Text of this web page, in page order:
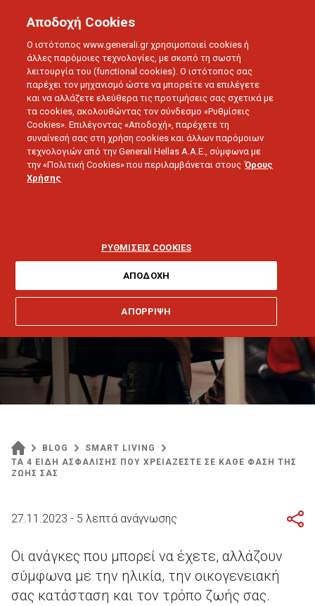
SMART LIVING
φάση της ζωής σας
BLOG
SMART LIVING
ΤΑ 4 ΕΙΔΗ ΑΣΦΑΛΙΣΗΣ ΠΟΥ ΧΡΕΙΑΖΕΣΤΕ ΣΕ ΚΑΘΕ ΦΑΣΗ ΤΗΣ
ΖΩΗΣ ΣΑΣ
27.11.2023 - 5 λεπτά ανάγνωσης
Οι ανάγκες που μπορεί να έχετε, αλλάζουν
σύμφωνα με την ηλικία, την οικογενειακή
σας κατάσταση και τον τρόπο ζωής σας.
Αποδοχή Cookies
Ο ιστότοπος www.generali.gr χρησιμοποιεί cookies ή
άλλες παρόμοιες τεχνολογίες, με σκοπό τη σωστή
λειτουργία του (functional cookies). Ο ιστότοπος σας
παρέχει τον μηχανισμό ώστε να μπορείτε να επιλέγετε
και να αλλάζετε ελεύθερα τις προτιμήσεις σας σχετικά με
τα cookies, ακολουθώντας τον σύνδεσμο «Ρυθμίσεις
Cookies». Επιλέγοντας «Αποδοχή», παρέχετε τη
συναίνεσή σας στη χρήση cookies και άλλων παρόμοιων
τεχνολογιών από την Generali Hellas A.A.E., σύμφωνα με
την «Πολιτική Cookies» που περιλαμβάνεται στους Όρους
Χρήσης
ΡΥΘΜΙΣΕΙΣ COOKIES
ΑΠΟΡΡΙΨΗ
ΑΠΟΔΟΧΗ